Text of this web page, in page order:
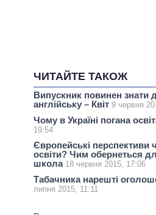
ЧИТАЙТЕ ТАКОЖ
Випускник повинен знати
англійську – Квіт 9 червня
Чому в Україні погана
19:54
Європейські перспективи
освіти? Чим обернеться
школа 18 червня 2015, 17:06
Табачника нарешті
липня 2015, 11:11